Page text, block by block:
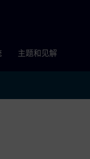
主题和见解